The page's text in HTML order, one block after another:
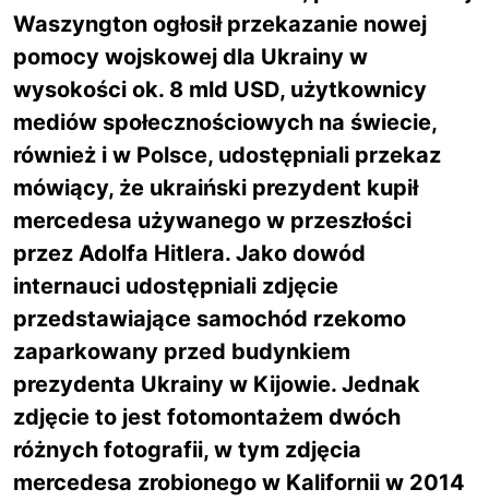
Waszyngton ogłosił przekazanie nowej
pomocy wojskowej dla Ukrainy w
wysokości ok. 8 mld USD, użytkownicy
mediów społecznościowych na świecie,
również i w Polsce, udostępniali przekaz
mówiący, że ukraiński prezydent kupił
mercedesa używanego w przeszłości
przez Adolfa Hitlera. Jako dowód
internauci udostępniali zdjęcie
przedstawiające samochód rzekomo
zaparkowany przed budynkiem
prezydenta Ukrainy w Kijowie. Jednak
zdjęcie to jest fotomontażem dwóch
różnych fotografii, w tym zdjęcia
mercedesa zrobionego w Kalifornii w 2014